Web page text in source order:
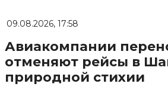
09.08.2026, 17:58
Авиакомпании
отменяют рейсы в
природной стихии